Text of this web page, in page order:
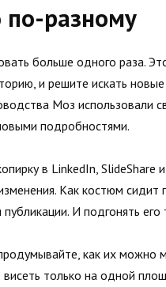
разному
больше одного раза.
и решите искать
Моз использовали
подробностями.
в LinkedIn, SlideShare
Как костюм сидит
И подгонять
как их можно
только на одной